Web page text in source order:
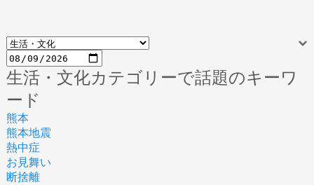
生活・文化カテゴリーで話題のキーワ
ード
熊本
熊本地震
熱中症
お見舞い
断捨離